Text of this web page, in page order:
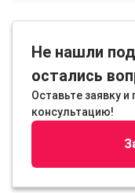
Не нашли
остались
Оставьте заявку
консультацию!